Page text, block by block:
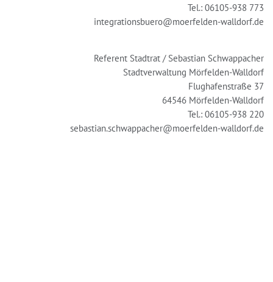
Tel.: 06105-938 773
integrationsbuero@moerfelden-walldorf.de
Referent Stadtrat / Sebastian Schwappacher
Stadtverwaltung Mörfelden-Walldorf
Flughafenstraße 37
64546 Mörfelden-Walldorf
Tel.: 06105-938 220
sebastian.schwappacher@moerfelden-walldorf.de